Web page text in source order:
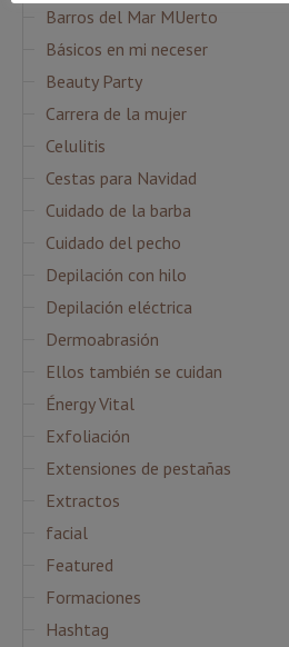
Barros del Mar MUerto
Básicos en mi neceser
Beauty Party
Carrera de la mujer
Celulitis
Cestas para Navidad
Cuidado de la barba
Cuidado del pecho
Depilación con hilo
Depilación eléctrica
Dermoabrasión
Ellos también se cuidan
Énergy Vital
Exfoliación
Extensiones de pestañas
Extractos
facial
Featured
Formaciones
Hashtag